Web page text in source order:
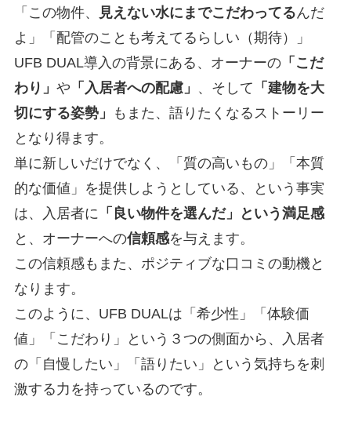
「この物件、 見えない水にまでこだわってるんだ
よ」「配管のことも考えてるらしい（期待）」
UFB DUAL導入の背景にある、オーナーの「こだ
わり」 や 「入居者への配慮」 、そして 「建物を大
切にする姿勢」
もまた、語りたくなるストーリー
となり得ます。
単に新しいだけでなく、「質の高いもの」「本質
的な価値」を提供しようとしている、という事実
は、入居者に 「良い物件を選んだ」という満足感
と、オーナーへの信頼感を与えます。
この信頼感もまた、ポジティブな口コミの動機と
なります。
このように、UFB DUALは「希少性」「体験価
値」「こだわり」という３つの側面から、入居者
の「自慢したい」「語りたい」という気持ちを刺
激する力を持っているのです。